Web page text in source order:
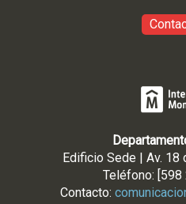
Edificio Sede | Av. 18
Teléfono:
Contacto: